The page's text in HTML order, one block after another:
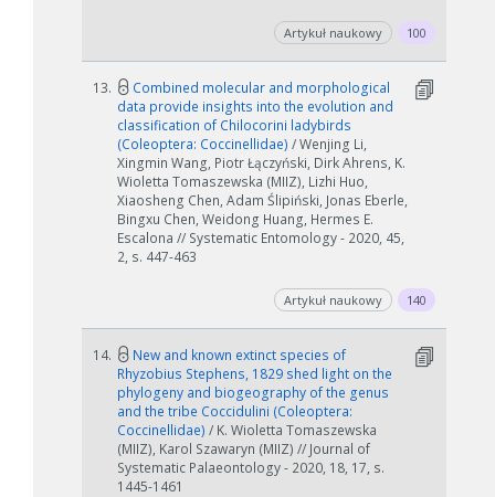
Artykuł naukowy 100
13.
Combined molecular and morphological
data provide insights into the evolution and
classification of Chilocorini ladybirds
(Coleoptera: Coccinellidae) / Wenjing Li,
Xingmin Wang, Piotr Łączyński, Dirk Ahrens, K.
Wioletta Tomaszewska (MIIZ), Lizhi Huo,
Xiaosheng Chen, Adam Ślipiński, Jonas Eberle,
Bingxu Chen, Weidong Huang, Hermes E.
Escalona // Systematic Entomology - 2020, 45,
2, s. 447-463
Artykuł naukowy 140
14.
New and known extinct species of
Rhyzobius Stephens, 1829 shed light on the
phylogeny and biogeography of the genus
and the tribe Coccidulini (Coleoptera:
Coccinellidae) / K. Wioletta Tomaszewska
(MIIZ), Karol Szawaryn (MIIZ) // Journal of
Systematic Palaeontology - 2020, 18, 17, s.
1445-1461